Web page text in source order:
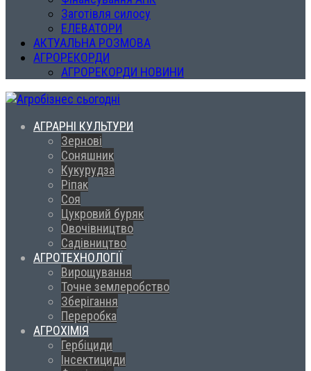
Заготівля силосу
ЕЛЕВАТОРИ
АКТУАЛЬНА РОЗМОВА
АГРОРЕКОРДИ
АГРОРЕКОРДИ НОВИНИ
АГРАРНІ КУЛЬТУРИ
Зернові
Соняшник
Кукурудза
Ріпак
Соя
Цукровий буряк
Овочівництво
Садівництво
АГРОТЕХНОЛОГІЇ
Вирощування
Точне землеробство
Зберігання
Переробка
АГРОХІМІЯ
Гербіциди
Інсектициди